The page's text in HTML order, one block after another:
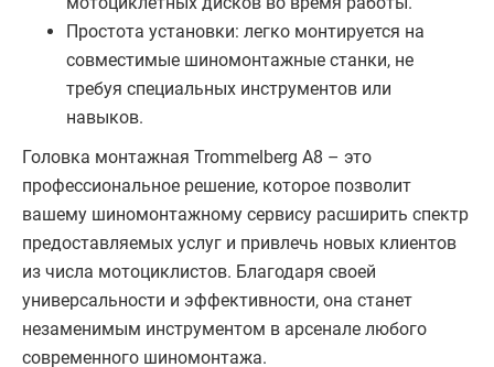
Простота установки: легко монтируется на
совместимые шиномонтажные станки, не
требуя специальных инструментов или
навыков.
Головка монтажная Trommelberg A8 – это
профессиональное решение, которое позволит
вашему шиномонтажному сервису расширить спектр
предоставляемых услуг и привлечь новых клиентов
из числа мотоциклистов. Благодаря своей
универсальности и эффективности, она станет
незаменимым инструментом в арсенале любого
современного шиномонтажа.